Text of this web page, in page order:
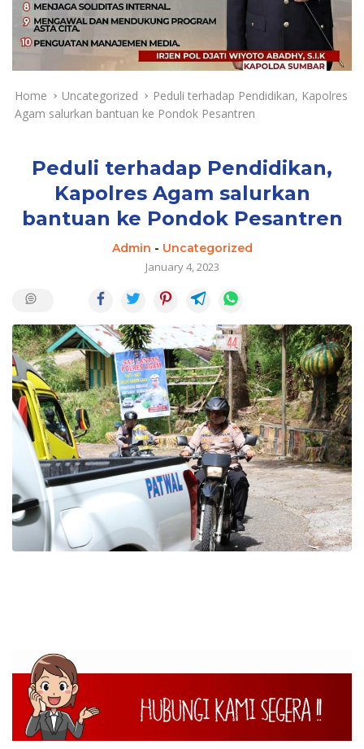
y
a
a
n
T
k
i
Home Uncategorized
Peduli terhadap Pendidikan, Kapolres
Agam salurkan bantuan ke Pondok Pesantren
Peduli terhadap Pendidikan,
Kapolres Agam salurkan
bantuan ke Pondok Pesantren
Admin - Uncategorized
January 4, 2023